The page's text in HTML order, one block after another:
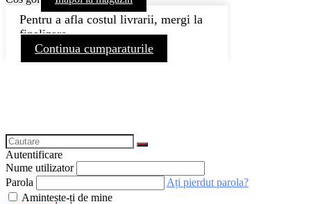
Pentru a afla costul livrarii, mergi la
finalizare
Continua cumparaturile
Autentificare
Nume utilizator
Parola
Ați pierdut parola?
Amintește-ți de mine